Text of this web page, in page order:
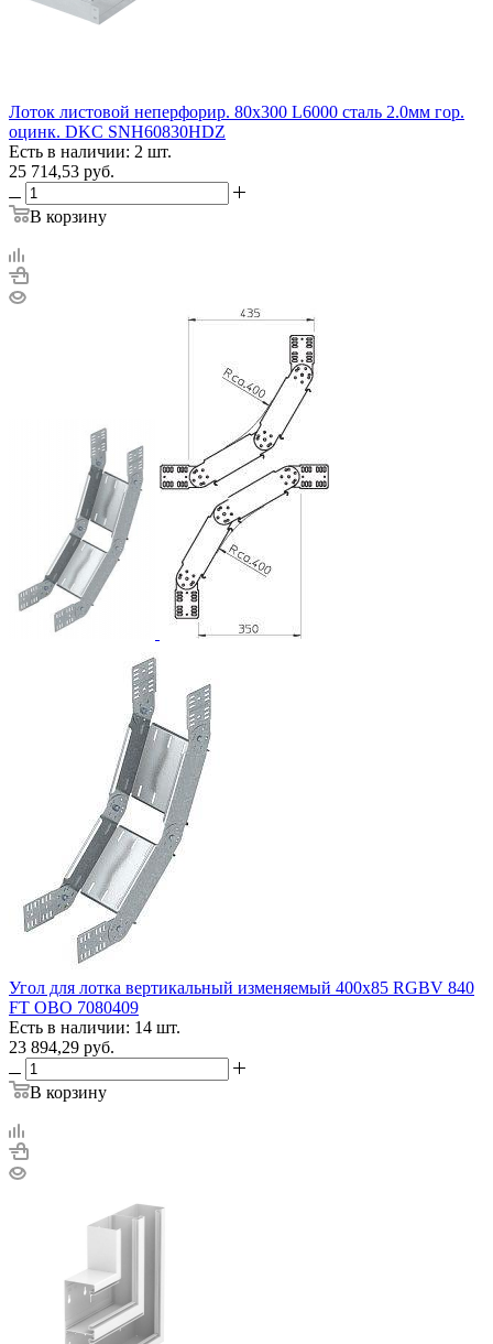
Лоток листовой неперфорир. 80х300 L6000 сталь 2.0мм гор.
оцинк. DKC SNH60830HDZ
Есть в наличии: 2 шт.
25 714,53 руб.
В корзину
Угол для лотка вертикальный изменяемый 400х85 RGBV 840
FT OBO 7080409
Есть в наличии: 14 шт.
23 894,29 руб.
В корзину